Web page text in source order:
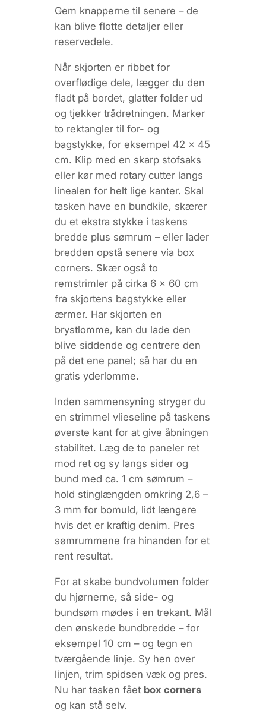
Gem knapperne til senere – de
kan blive flotte detaljer eller
reservedele.
Når skjorten er ribbet for
overflødige dele, lægger du den
fladt på bordet, glatter folder ud
og tjekker trådretningen. Marker
to rektangler til for- og
bagstykke, for eksempel 42 × 45
cm. Klip med en skarp stofsaks
eller kør med rotary cutter langs
linealen for helt lige kanter. Skal
tasken have en bundkile, skærer
du et ekstra stykke i taskens
bredde plus sømrum – eller lader
bredden opstå senere via box
corners. Skær også to
remstrimler på cirka 6 × 60 cm
fra skjortens bagstykke eller
ærmer. Har skjorten en
brystlomme, kan du lade den
blive siddende og centrere den
på det ene panel; så har du en
gratis yderlomme.
Inden sammensyning stryger du
en strimmel vlieseline på taskens
øverste kant for at give åbningen
stabilitet. Læg de to paneler ret
mod ret og sy langs sider og
bund med ca. 1 cm sømrum –
hold stinglængden omkring 2,6 –
3 mm for bomuld, lidt længere
hvis det er kraftig denim. Pres
sømrummene fra hinanden for et
rent resultat.
For at skabe bundvolumen folder
du hjørnerne, så side- og
bundsøm mødes i en trekant. Mål
den ønskede bundbredde – for
eksempel 10 cm – og tegn en
tværgående linje. Sy hen over
linjen, trim spidsen væk og pres.
Nu har tasken fået box corners
og kan stå selv.